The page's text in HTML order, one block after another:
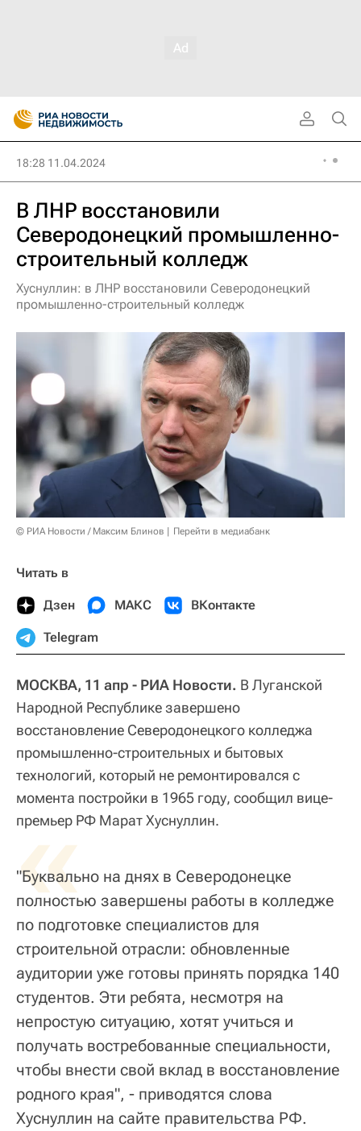
18:28 11.04.2024
В ЛНР восстановили
Северодонецкий промышленно-
строительный колледж
Хуснуллин: в ЛНР восстановили Северодонецкий
промышленно-строительный колледж
© РИА Новости / Максим Блинов Перейти в медиабанк
Читать в
Дзен МАКС ВКонтакте
Telegram
МОСКВА, 11 апр - РИА Новости. В Луганской
Народной Республике завершено
восстановление Северодонецкого колледжа
промышленно-строительных и бытовых
технологий, который не ремонтировался с
момента постройки в 1965 году, сообщил вице-
премьер РФ Марат Хуснуллин.
«
"Буквально на днях в Северодонецке
полностью завершены работы в колледже
по подготовке специалистов для
строительной отрасли: обновленные
аудитории уже готовы принять порядка 140
студентов. Эти ребята, несмотря на
непростую ситуацию, хотят учиться и
получать востребованные специальности,
чтобы внести свой вклад в восстановление
родного края", - приводятся слова
Хуснуллин на сайте правительства РФ.